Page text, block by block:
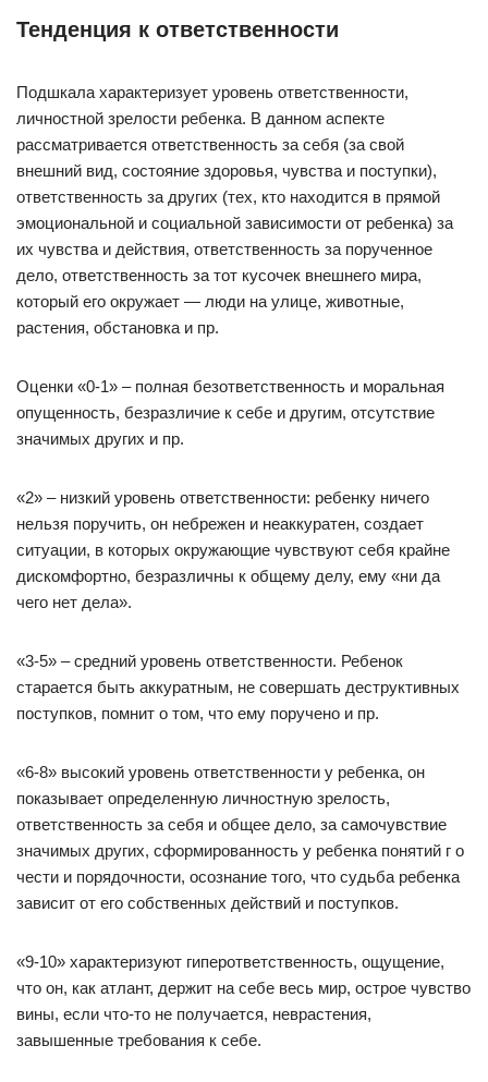
Тенденция к ответственности
Подшкала характеризует уровень ответственности,
личностной зрелости ребенка. В данном аспекте
рассматривается ответственность за себя (за свой
внешний вид, состояние здоровья, чувства и поступки),
ответственность за других (тех, кто находится в прямой
эмоциональной и социальной зависимости от ребенка) за
их чувства и действия, ответственность за порученное
дело, ответственность за тот кусочек внешнего мира,
который его окружает — люди на улице, животные,
растения, обстановка и пр.
Оценки «0-1» – полная безответственность и моральная
опущенность, безразличие к себе и другим, отсутствие
значимых других и пр.
«2» – низкий уровень ответственности: ребенку ничего
нельзя поручить, он небрежен и неаккуратен, создает
ситуации, в которых окружающие чувствуют себя крайне
дискомфортно, безразличны к общему делу, ему «ни да
чего нет дела».
«3-5» – средний уровень ответственности. Ребенок
старается быть аккуратным, не совершать деструктивных
поступков, помнит о том, что ему поручено и пр.
«6-8» высокий уровень ответственности у ребенка, он
показывает определенную личностную зрелость,
ответственность за себя и общее дело, за самочувствие
значимых других, сформированность у ребенка понятий г о
чести и порядочности, осознание того, что судьба ребенка
зависит от его собственных действий и поступков.
«9-10» характеризуют гиперответственность, ощущение,
что он, как атлант, держит на себе весь мир, острое чувство
вины, если что-то не получается, неврастения,
завышенные требования к себе.